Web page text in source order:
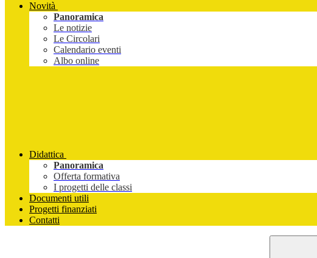
Novità
Panoramica
Le notizie
Le Circolari
Calendario eventi
Albo online
Didattica
Panoramica
Offerta formativa
I progetti delle classi
Documenti utili
Progetti finanziati
Contatti